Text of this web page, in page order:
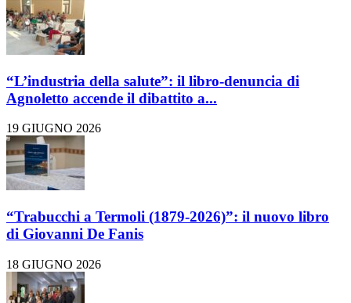
“L’industria della salute”: il libro-denuncia di
Agnoletto accende il dibattito a...
19 GIUGNO 2026
“Trabucchi a Termoli (1879-2026)”: il nuovo libro
di Giovanni De Fanis
18 GIUGNO 2026